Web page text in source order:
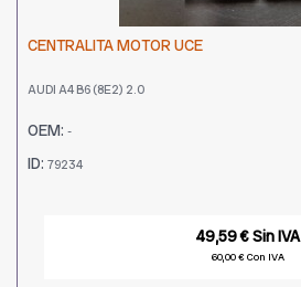
CENTRALITA MOTOR UCE
AUDI A4 B6 (8E2) 2.0
OEM: -
ID: 79234
49,59 € Sin IVA
60,00 € Con IVA